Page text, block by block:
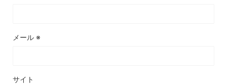
メール ※
サイト